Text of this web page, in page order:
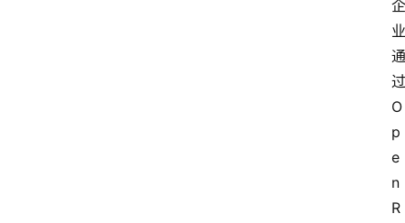
企
业
通
过
O
p
e
n
R